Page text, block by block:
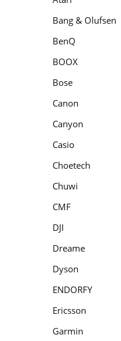
Bang & Olufsen
BenQ
BOOX
Bose
Canon
Canyon
Casio
Choetech
Chuwi
CMF
DJI
Dreame
Dyson
ENDORFY
Ericsson
Garmin